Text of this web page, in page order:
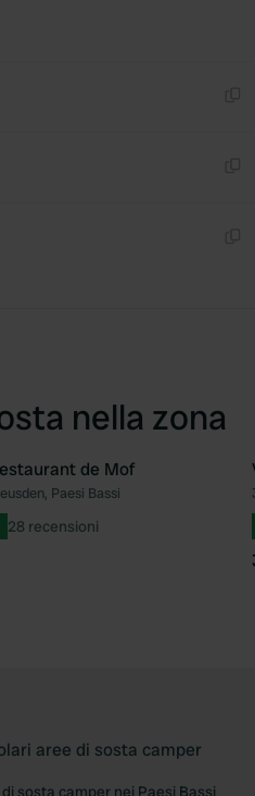
nella zona
de Mof
Paesi Bassi
28 recensioni
aree di sosta camper
sosta camper nei Paesi Bassi